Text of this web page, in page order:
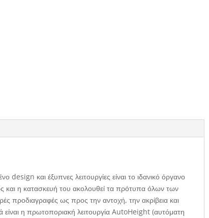
και έξυπνες λειτουργίες είναι το ιδανικό όργανο
και η κατασκευή του ακολουθεί τα πρότυπα όλων των
προδιαγραφές ως προς την αντοχή, την ακρίβεια και
είναι η πρωτοποριακή λειτουργία AutoHeight (αυτόματη